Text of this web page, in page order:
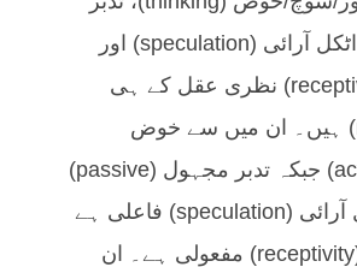
(reflection)، اٹکل آرائی (speculation) اور
یافتائگی (receptivity) نظری عقل کے ہی
طور (modes) ہیں۔ ان میں سے خوض
معروف (active) جبکہ تدبر مجہول (passive)
ہے۔ اور اٹکل آرائی (speculation) فاعلی ہے
اور یافتائگی (receptivity) مفعولی ہے۔ ان